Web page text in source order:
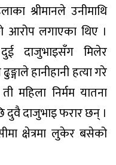
श्रीमानले उनीमाथि
लगाएका थिए ।
दाजुभाइसँग मिलेर
हानीहानी हत्या गरे
महिला निर्मम यातना
दुवै दाजुभाइ फरार छन् ।
क्षेत्रमा लुकेर बसेको